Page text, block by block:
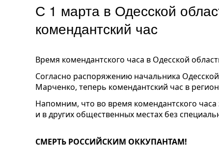
С 1 марта в Одесской
комендантский час
Время комендантского часа в Одесской
Согласно распоряжению начальника
Марченко, теперь комендантский час в
Напомним, что во время комендантского
и в других общественных местах без
СМЕРТЬ РОССИЙСКИМ ОККУПАНТАМ!